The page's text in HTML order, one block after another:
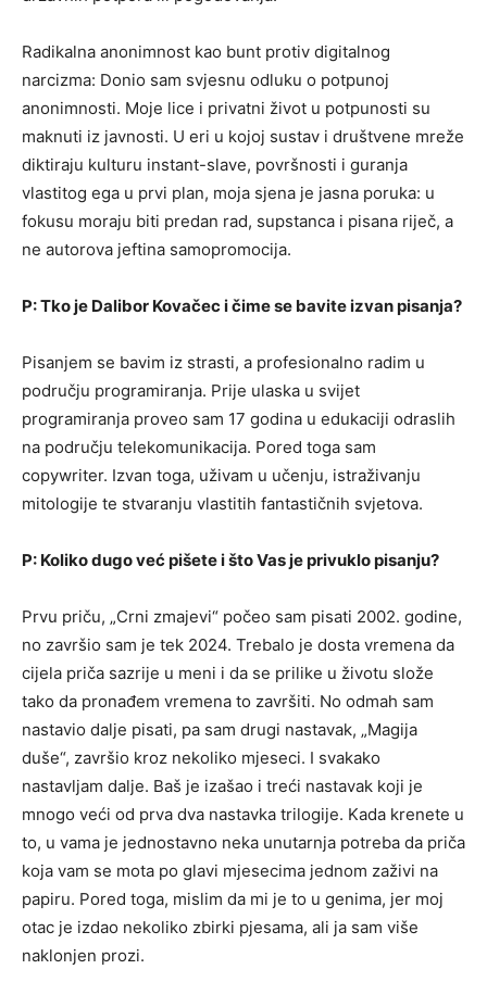
Radikalna anonimnost kao bunt protiv digitalnog
narcizma: Donio sam svjesnu odluku o potpunoj
anonimnosti. Moje lice i privatni život u potpunosti su
maknuti iz javnosti. U eri u kojoj sustav i društvene mreže
diktiraju kulturu instant-slave, površnosti i guranja
vlastitog ega u prvi plan, moja sjena je jasna poruka: u
fokusu moraju biti predan rad, supstanca i pisana riječ, a
ne autorova jeftina samopromocija.
P: Tko je Dalibor Kovačec i čime se bavite izvan pisanja?
Pisanjem se bavim iz strasti, a profesionalno radim u
području programiranja. Prije ulaska u svijet
programiranja proveo sam 17 godina u edukaciji odraslih
na području telekomunikacija. Pored toga sam
copywriter. Izvan toga, uživam u učenju, istraživanju
mitologije te stvaranju vlastitih fantastičnih svjetova.
P: Koliko dugo već pišete i što Vas je privuklo pisanju?
Prvu priču, „Crni zmajevi“ počeo sam pisati 2002. godine,
no završio sam je tek 2024. Trebalo je dosta vremena da
cijela priča sazrije u meni i da se prilike u životu slože
tako da pronađem vremena to završiti. No odmah sam
nastavio dalje pisati, pa sam drugi nastavak, „Magija
duše“, završio kroz nekoliko mjeseci. I svakako
nastavljam dalje. Baš je izašao i treći nastavak koji je
mnogo veći od prva dva nastavka trilogije. Kada krenete u
to, u vama je jednostavno neka unutarnja potreba da priča
koja vam se mota po glavi mjesecima jednom zaživi na
papiru. Pored toga, mislim da mi je to u genima, jer moj
otac je izdao nekoliko zbirki pjesama, ali ja sam više
naklonjen prozi.